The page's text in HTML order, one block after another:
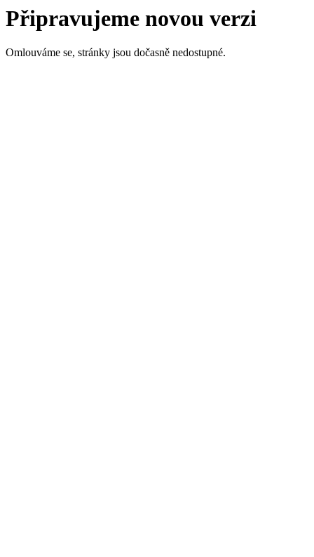
Připravujeme novou verzi
Omlouváme se, stránky jsou dočasně nedostupné.